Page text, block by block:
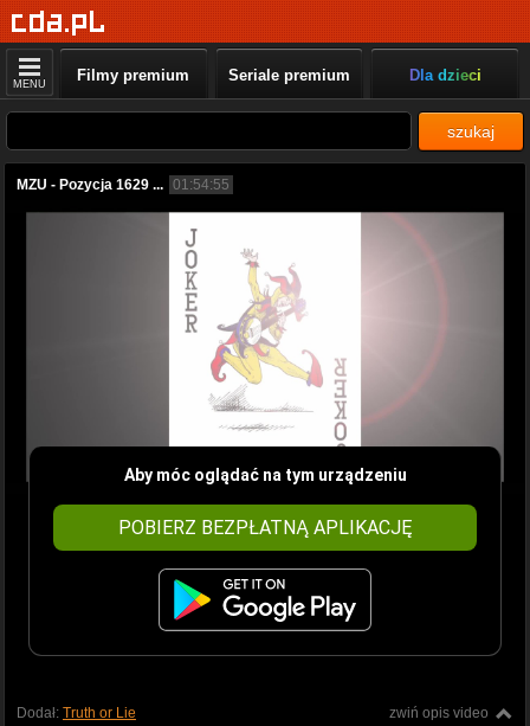
MENU Filmy premium Seriale premium Dla dzieci
szukaj
MZU - Pozycja 1629 ... 01:54:55
Aby móc oglądać na tym urządzeniu
POBIERZ BEZPŁATNĄ APLIKACJĘ
zwiń opis video
Dodał: Truth or Lie